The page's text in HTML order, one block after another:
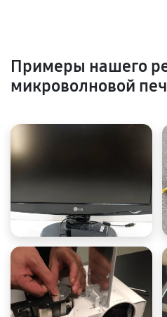
Примеры нашего
микроволновой